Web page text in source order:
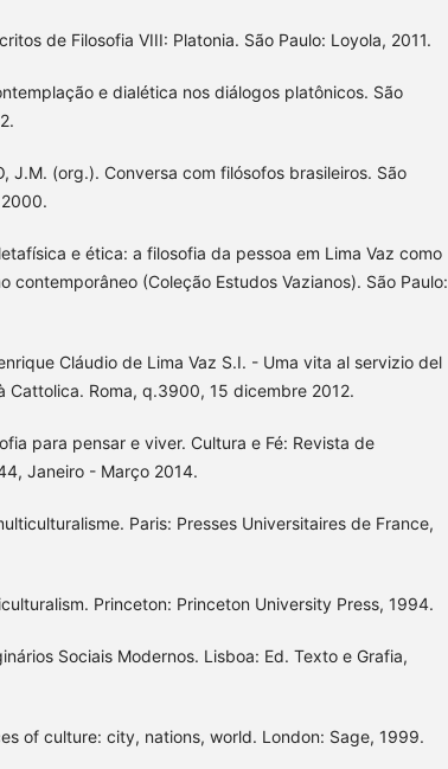
de Filosofia VIII: Platonia. São Paulo: Loyola, 2011.
e dialética nos diálogos platônicos. São
J.M. (org.). Conversa com filósofos brasileiros. São
e ética: a filosofia da pessoa em Lima Vaz como
contemporâneo (Coleção Estudos Vazianos). São Paulo:
Cláudio de Lima Vaz S.I. - Uma vita al servizio del
Cattolica. Roma, q.3900, 15 dicembre 2012.
para pensar e viver. Cultura e Fé: Revista de
Janeiro - Março 2014.
Paris: Presses Universitaires de France,
Princeton: Princeton University Press, 1994.
Sociais Modernos. Lisboa: Ed. Texto e Grafia,
of culture: city, nations, world. London: Sage, 1999.